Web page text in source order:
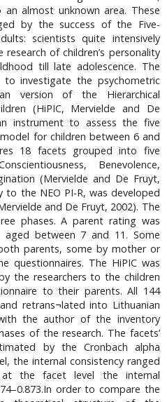
almost unknown area. These
by the success of the Five-
scientists quite intensively
of children’s personality
till late adolescence. The
investigate the psychometric
version of the Hierarchical
(HiPIC, Mervielde and De
instrument to assess the five
for children between 6 and
18 facets grouped into five
Benevolence,
(Mervielde and De Fruyt,
to the NEO PI-R, was developed
and De Fruyt, 2002). The
phases. A parent rating was
between 7 and 11. Some
parents, some by mother or
questionnaires. The HiPIC was
the researchers to the children
to their parents. All 144
retrans¬lated into Lithuanian
the author of the inventory
of the research. The facets’
by the Cronbach alpha
the internal consistency ranged
the facet level the internal
order to compare the